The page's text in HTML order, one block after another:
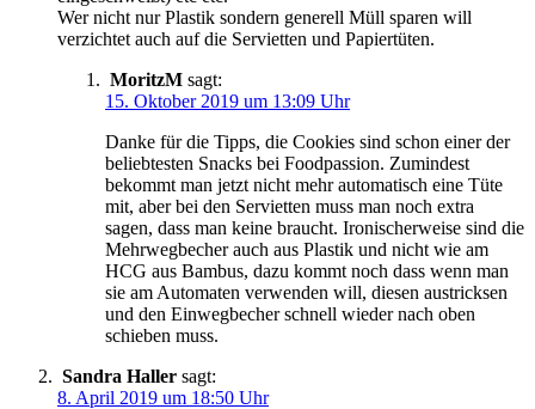
Wer nicht nur Plastik sondern generell Müll sparen will
verzichtet auch auf die Servietten und Papiertüten.
MoritzM sagt:
15. Oktober 2019 um 13:09 Uhr
Danke für die Tipps, die Cookies sind schon einer der
beliebtesten Snacks bei Foodpassion. Zumindest
bekommt man jetzt nicht mehr automatisch eine Tüte
mit, aber bei den Servietten muss man noch extra
sagen, dass man keine braucht. Ironischerweise sind die
Mehrwegbecher auch aus Plastik und nicht wie am
HCG aus Bambus, dazu kommt noch dass wenn man
sie am Automaten verwenden will, diesen austricksen
und den Einwegbecher schnell wieder nach oben
schieben muss.
Sandra Haller sagt:
8. April 2019 um 18:50 Uhr